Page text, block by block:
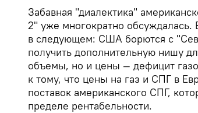
Забавная "диалектика"
2" уже многократно обсуждалась.
в следующем: США борются с
получить дополнительную нишу
объемы, но и цены — дефицит
к тому, что цены на газ и СПГ в
поставок американского СПГ,
пределе рентабельности.